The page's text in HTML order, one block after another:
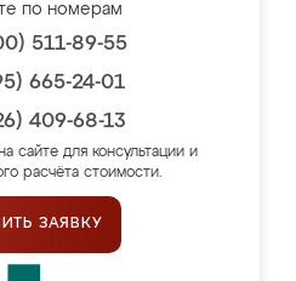
по номерам
511-89-55
665-24-01
409-68-13
сайте для консультации и
расчёта стоимости.
ЗАЯВКУ